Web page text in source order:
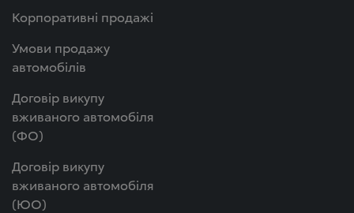
Корпоративні продажі
Умови продажу
автомобілів
Договір викупу
вживаного автомобіля
(ФО)
Договір викупу
вживаного автомобіля
(ЮО)